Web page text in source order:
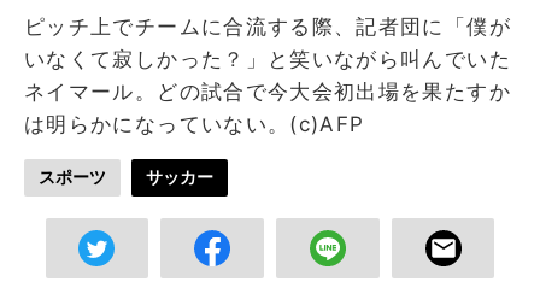
ピッチ上でチームに合流する際、記者団に「僕が
いなくて寂しかった？」と笑いながら叫んでいた
ネイマール。どの試合で今大会初出場を果たすか
は明らかになっていない。(c)AFP
スポーツ サッカー